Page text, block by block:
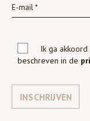
Ik ga
beschreven in de
INSCHRIJVEN